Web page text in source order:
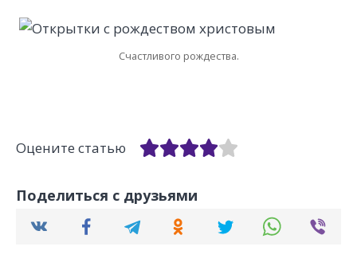
Счастливого рождества.
Оцените статью
Поделиться с друзьями